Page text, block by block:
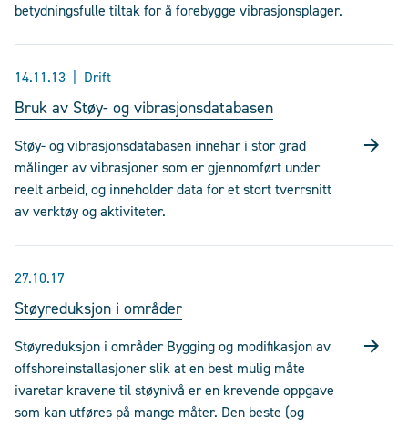
betydningsfulle tiltak for å forebygge vibrasjonsplager.
14.11.13 Drift
Bruk av Støy- og vibrasjonsdatabasen
Støy- og vibrasjonsdatabasen innehar i stor grad
målinger av vibrasjoner som er gjennomført under
reelt arbeid, og inneholder data for et stort tverrsnitt
av verktøy og aktiviteter.
27.10.17
Støyreduksjon i områder
Støyreduksjon i områder Bygging og modifikasjon av
offshoreinstallasjoner slik at en best mulig måte
ivaretar kravene til støynivå er en krevende oppgave
som kan utføres på mange måter. Den beste (og